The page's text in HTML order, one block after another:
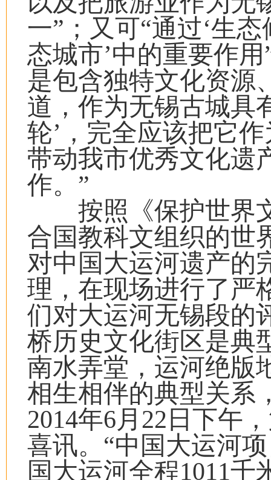
一”；又可“通过‘生
态城市’中的重要作
是包含独特文化资源
道，作为无锡古城具
轮’，完全应该把它
带动我市优秀文化遗
作。”
按照《保护世界文
合国教科文组织的世
对中国大运河遗产的
理，在现场进行了严
们对大运河无锡段的
桥历史文化街区是典
南水弄堂，运河绝版
相生相伴的典型关系
2014年6月22日下午
喜讯。“中国大运河
国大运河全程1011